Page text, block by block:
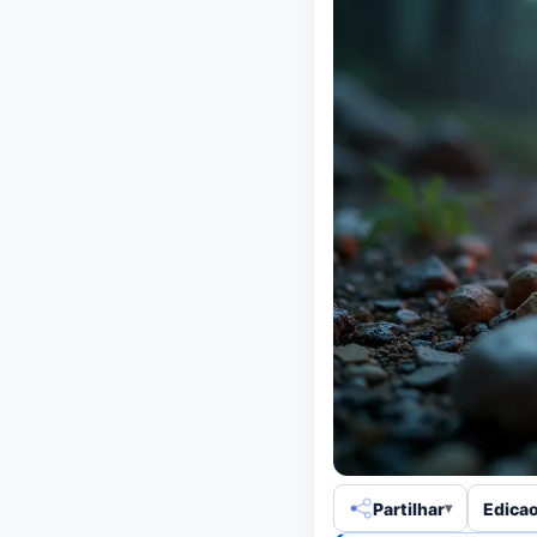
Partilhar